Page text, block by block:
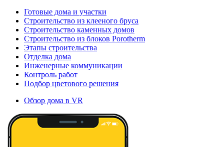
Готовые дома и участки
Строительство из клееного бруса
Строительство каменных домов
Строительство из блоков Porotherm
Этапы строительства
Отделка дома
Инженерные коммуникации
Контроль работ
Подбор цветового решения
Обзор дома в VR